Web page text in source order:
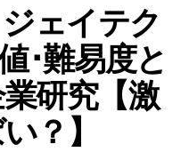
の
就
職
偏
差
ジェイテク
･難易度と
研究【激
？】